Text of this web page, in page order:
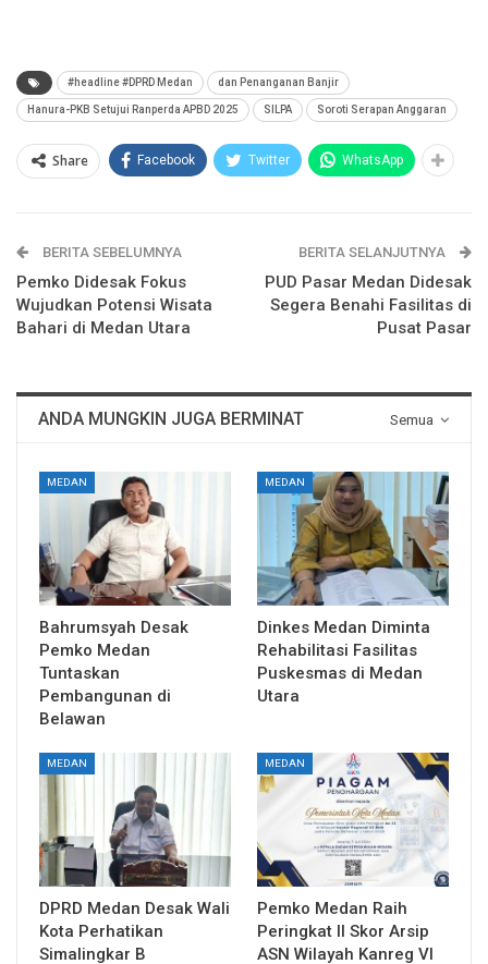
#headline #DPRD Medan dan Penanganan Banjir
Hanura-PKB Setujui Ranperda APBD 2025 SILPA Soroti Serapan Anggaran
Share Facebook Twitter WhatsApp
BERITA SEBELUMNYA
Pemko Didesak Fokus
Wujudkan Potensi Wisata
Bahari di Medan Utara
BERITA SELANJUTNYA
PUD Pasar Medan Didesak
Segera Benahi Fasilitas di
Pusat Pasar
Semua
ANDA MUNGKIN JUGA BERMINAT
MEDAN
Bahrumsyah Desak
Pemko Medan
Tuntaskan
Pembangunan di
Belawan
MEDAN
Dinkes Medan Diminta
Rehabilitasi Fasilitas
Puskesmas di Medan
Utara
MEDAN
DPRD Medan Desak Wali
Kota Perhatikan
Simalingkar B
MEDAN
Pemko Medan Raih
Peringkat II Skor Arsip
ASN Wilayah Kanreg VI